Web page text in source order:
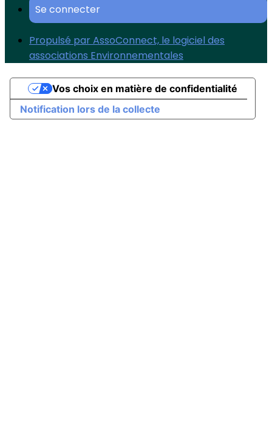
Se connecter
Propulsé par AssoConnect, le logiciel des
associations Environnementales
Notification lors de la collecte
Vos choix en matière de confidentialité